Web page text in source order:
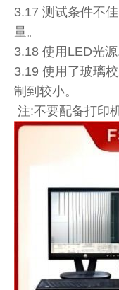
3.17 测试条件不
量。
3.18 使用LED光源
3.19 使用了玻璃
制到较小。
注:不要配备打印机